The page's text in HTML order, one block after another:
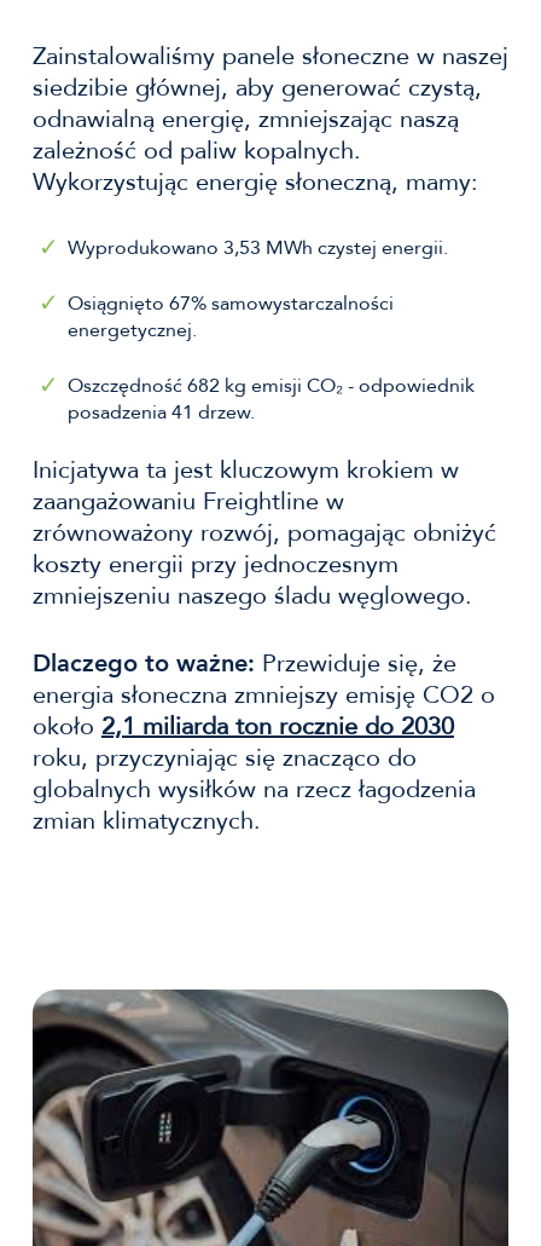
Zainstalowaliśmy panele słoneczne w naszej
siedzibie głównej, aby generować czystą,
odnawialną energię, zmniejszając naszą
zależność od paliw kopalnych.
Wykorzystując energię słoneczną, mamy:
Wyprodukowano 3,53 MWh czystej energii.
Osiągnięto 67% samowystarczalności
energetycznej.
Oszczędność 682 kg emisji CO₂ - odpowiednik
posadzenia 41 drzew.
Inicjatywa ta jest kluczowym krokiem w
zaangażowaniu Freightline w
zrównoważony rozwój, pomagając obniżyć
koszty energii przy jednoczesnym
zmniejszeniu naszego śladu węglowego.
Dlaczego to ważne: Przewiduje się, że
energia słoneczna zmniejszy emisję CO2 o
około2,1 miliarda ton rocznie do 2030
roku, przyczyniając się znacząco do
globalnych wysiłków na rzecz łagodzenia
zmian klimatycznych.